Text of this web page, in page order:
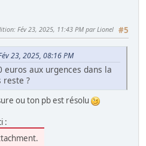
#5
: Fév 23, 2025, 11:43 PM par Lionel
23, 2025, 08:16 PM
euros aux urgences dans la
reste ?
ou ton pb est résolu
: